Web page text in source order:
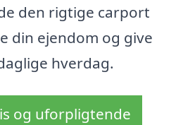
den rigtige carport
din ejendom og give
hverdag.
og uforpligtende